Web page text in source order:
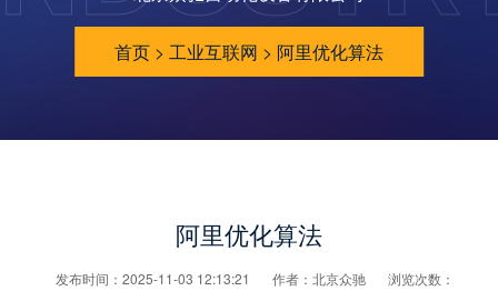
首页 > 工业互联网 > 阿里优化算法
阿里优化算法
发布时间：2025-11-03 12:13:21 作者：北京众驰
浏览次数：